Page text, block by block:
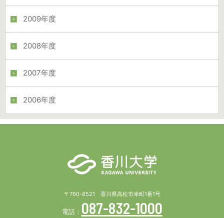
2009年度
2008年度
2007年度
2006年度
〒760-8521 香川県高松市幸町1番1号
電話： 087-832-1000